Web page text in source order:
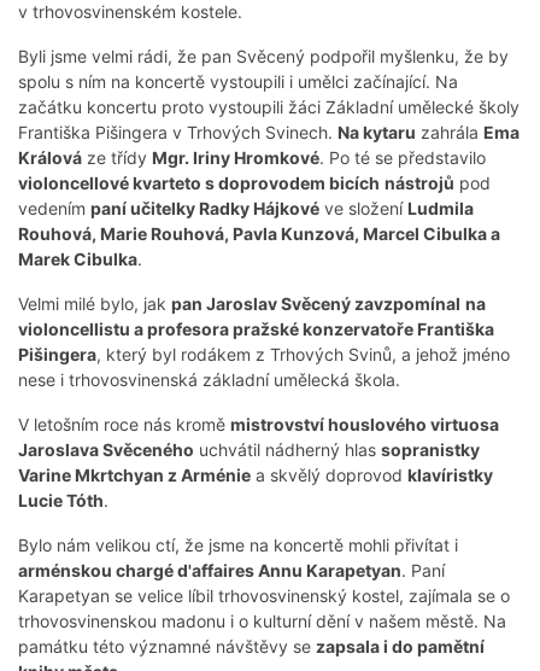
v trhovosvinenském kostele.
Byli jsme velmi rádi, že pan Svěcený podpořil myšlenku, že by
spolu s ním na koncertě vystoupili i umělci začínající. Na
začátku koncertu proto vystoupili žáci Základní umělecké školy
Františka Pišingera v Trhových Svinech. Na kytaru zahrála Ema
Králová ze třídy Mgr. Iriny Hromkové. Po té se představilo
violoncellové kvarteto s doprovodem bicích nástrojů pod
vedením paní učitelky Radky Hájkové ve složení Ludmila
Rouhová, Marie Rouhová, Pavla Kunzová, Marcel Cibulka a
Marek Cibulka.
Velmi milé bylo, jak pan Jaroslav Svěcený zavzpomínal na
violoncellistu a profesora pražské konzervatoře Františka
Pišingera, který byl rodákem z Trhových Svinů, a jehož jméno
nese i trhovosvinenská základní umělecká škola.
V letošním roce nás kromě mistrovství houslového virtuosa
Jaroslava Svěceného uchvátil nádherný hlas sopranistky
Varine Mkrtchyan z Arménie a skvělý doprovod klavíristky
Lucie Tóth.
Bylo nám velikou ctí, že jsme na koncertě mohli přivítat i
arménskou chargé d'affaires Annu Karapetyan. Paní
Karapetyan se velice líbil trhovosvinenský kostel, zajímala se o
trhovosvinenskou madonu i o kulturní dění v našem městě. Na
památku této významné návštěvy se zapsala i do pamětní